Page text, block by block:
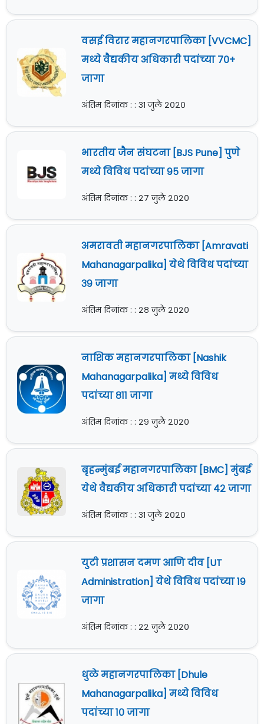
वसई विरार महानगरपालिका [VVCMC]
मध्ये वैद्यकीय अधिकारी पदांच्या ७०+
जागा
अंतिम दिनांक : : ३१ जुलै २०२०
भारतीय जैन संघटना [BJS Pune] पुणे
मध्ये विविध पदांच्या ९५ जागा
अंतिम दिनांक : : २७ जुलै २०२०
अमरावती महानगरपालिका [Amravati
Mahanagarpalika] येथे विविध पदांच्या
३९ जागा
अंतिम दिनांक : : २८ जुलै २०२०
नाशिक महानगरपालिका [Nashik
Mahanagarpalika] मध्ये विविध
पदांच्या ८११ जागा
अंतिम दिनांक : : २९ जुलै २०२०
बृहन्मुंबई महानगरपालिका [BMC] मुंबई
येथे वैद्यकीय अधिकारी पदांच्या ४२ जागा
अंतिम दिनांक : : ३१ जुलै २०२०
युटी प्रशासन दमण आणि दीव [UT
Administration] येथे विविध पदांच्या १९
जागा
अंतिम दिनांक : : २२ जुलै २०२०
धुळे महानगरपालिका [Dhule
Mahanagarpalika] मध्ये विविध
पदांच्या १० जागा